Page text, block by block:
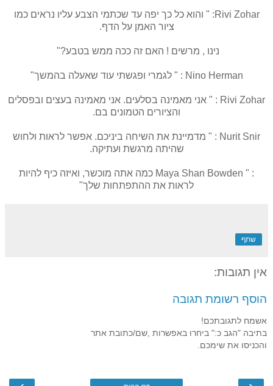
Rivi Zohar: " והוא כל כך יפה עד שכתמי הצבע עליו נראים כמו
ציור האמן על הדף.
נינו , מרשים ! האם זה ככה ממש בטבע?"
Nino Herman : " לגמרי ופגשתי עוד שאעלה בהמשך"
Rivi Zohar : " אני מאמינה בסלעים. אני מאמינה בעצים ובפסלים
והציורים הטמונים בם.
Nurit Snir : " מדמיינת את השיחה ביניכם. אפשר לראות ולחוש
שהיתה מרגשת ועתיקה.
: " Maya Shan Bowden כמה אתה מוכשר, ואיזה כיף להיות
לראות את ההתפתחות שלך"
שתף
אין תגובות:
הוסף רשומת תגובה
אשמח לתגובתכם!
בתיבה "הגב כ:" ביחרו באפשרות ,שם/כתובת אתר
והכניסו את שימכם.